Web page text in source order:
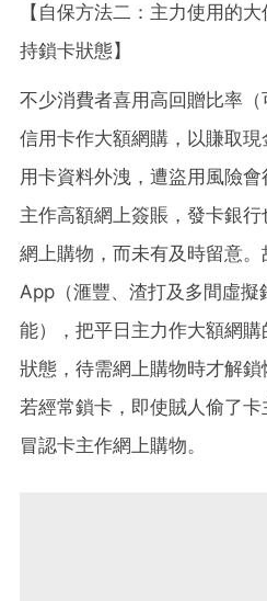
【自保方法二：主力使用的
持鎖卡狀態】
不少消費者喜用高回贈比率
信用卡作大額網購，以賺取
用卡資料外洩，遭盜用風險
主作高額網上簽賬，發卡銀
網上購物，而未有及時留意
App（滙豐、渣打及多間虛擬
能），把平日主力作大額網購
狀態，待需網上購物時才解
若經常鎖卡，即使賊人偷了
冒認卡主作網上購物。